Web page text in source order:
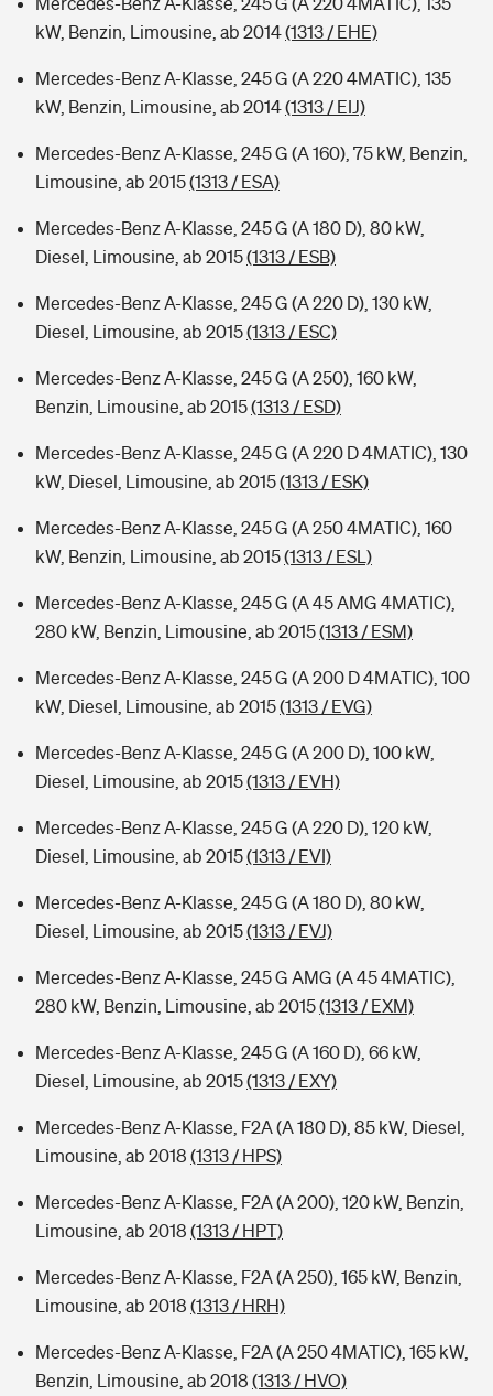
kW, Benzin, Limousine, ab 2014(1313 / EHE)
Mercedes-Benz A-Klasse, 245 G (A 220 4MATIC), 135
kW, Benzin, Limousine, ab 2014(1313 / EIJ)
Mercedes-Benz A-Klasse, 245 G (A 160), 75 kW, Benzin,
Limousine, ab 2015(1313 / ESA)
Mercedes-Benz A-Klasse, 245 G (A 180 D), 80 kW,
Diesel, Limousine, ab 2015(1313 / ESB)
Mercedes-Benz A-Klasse, 245 G (A 220 D), 130 kW,
Diesel, Limousine, ab 2015(1313 / ESC)
Mercedes-Benz A-Klasse, 245 G (A 250), 160 kW,
Benzin, Limousine, ab 2015(1313 / ESD)
Mercedes-Benz A-Klasse, 245 G (A 220 D 4MATIC), 130
kW, Diesel, Limousine, ab 2015(1313 / ESK)
Mercedes-Benz A-Klasse, 245 G (A 250 4MATIC), 160
kW, Benzin, Limousine, ab 2015(1313 / ESL)
Mercedes-Benz A-Klasse, 245 G (A 45 AMG 4MATIC),
280 kW, Benzin, Limousine, ab 2015(1313 / ESM)
Mercedes-Benz A-Klasse, 245 G (A 200 D 4MATIC), 100
kW, Diesel, Limousine, ab 2015(1313 / EVG)
Mercedes-Benz A-Klasse, 245 G (A 200 D), 100 kW,
Diesel, Limousine, ab 2015(1313 / EVH)
Mercedes-Benz A-Klasse, 245 G (A 220 D), 120 kW,
Diesel, Limousine, ab 2015(1313 / EVI)
Mercedes-Benz A-Klasse, 245 G (A 180 D), 80 kW,
Diesel, Limousine, ab 2015(1313 / EVJ)
Mercedes-Benz A-Klasse, 245 G AMG (A 45 4MATIC),
280 kW, Benzin, Limousine, ab 2015(1313 / EXM)
Mercedes-Benz A-Klasse, 245 G (A 160 D), 66 kW,
Diesel, Limousine, ab 2015(1313 / EXY)
Mercedes-Benz A-Klasse, F2A (A 180 D), 85 kW, Diesel,
Limousine, ab 2018 (1313 / HPS)
Mercedes-Benz A-Klasse, F2A (A 200), 120 kW, Benzin,
Limousine, ab 2018 (1313 / HPT)
Mercedes-Benz A-Klasse, F2A (A 250), 165 kW, Benzin,
Limousine, ab 2018 (1313 / HRH)
Mercedes-Benz A-Klasse, F2A (A 250 4MATIC), 165 kW,
Benzin, Limousine, ab 2018 (1313 / HVO)